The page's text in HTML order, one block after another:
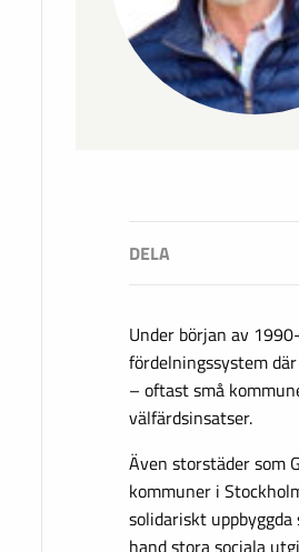
Under början av
fördelningssystem
– oftast små
välfärdsinsatser.
Även storstäder som
kommuner i
solidariskt
hand stora sociala